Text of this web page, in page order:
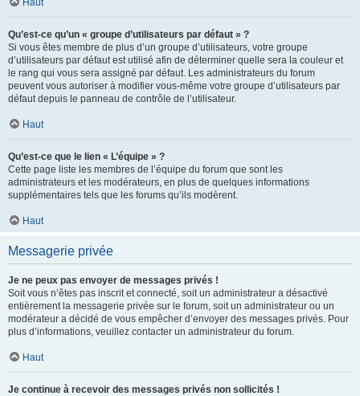
Haut
Qu’est-ce qu’un « groupe d’utilisateurs par défaut » ?
Si vous êtes membre de plus d’un groupe d’utilisateurs, votre groupe
d’utilisateurs par défaut est utilisé afin de déterminer quelle sera la couleur et
le rang qui vous sera assigné par défaut. Les administrateurs du forum
peuvent vous autoriser à modifier vous-même votre groupe d’utilisateurs par
défaut depuis le panneau de contrôle de l’utilisateur.
Haut
Qu’est-ce que le lien « L’équipe » ?
Cette page liste les membres de l’équipe du forum que sont les
administrateurs et les modérateurs, en plus de quelques informations
supplémentaires tels que les forums qu’ils modèrent.
Haut
Messagerie privée
Je ne peux pas envoyer de messages privés !
Soit vous n’êtes pas inscrit et connecté, soit un administrateur a désactivé
entièrement la messagerie privée sur le forum, soit un administrateur ou un
modérateur a décidé de vous empêcher d’envoyer des messages privés. Pour
plus d’informations, veuillez contacter un administrateur du forum.
Haut
Je continue à recevoir des messages privés non sollicités !